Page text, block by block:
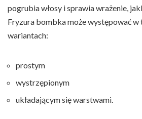
pogrubia włosy i sprawia wrażenie,
Fryzura bombka może występować w
wariantach:
prostym
wystrzępionym
układającym się warstwami.